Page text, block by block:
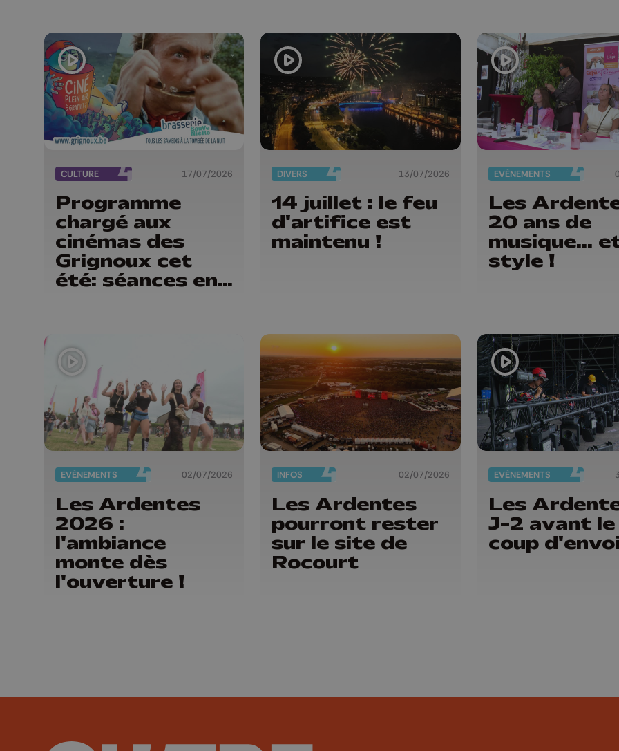
en Gironde ne
pourrait pas
avoir lieu chez
nous"
formé ne peut
pas nous aider"
CULTURE 17/07/2026
Programme
chargé aux
cinémas des
Grignoux cet
été: séances en
la brasserie
DIVERS 13/07/2026
14 juillet : le feu
d'artifice est
maintenu !
EVÈNEMENTS
Les
20 ans de
musique...
style !
EVÈNEMENTS 02/07/2026
Les Ardentes
2026 :
l'ambiance
monte dès
l'ouverture !
INFOS 02/07/2026
Les Ardentes
pourront rester
sur le site de
Rocourt
EVÈNEMENTS
Les
J-2 avant le
coup d'envoi